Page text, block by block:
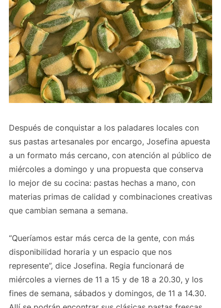
Después de conquistar a los paladares locales con
sus pastas artesanales por encargo, Josefina apuesta
a un formato más cercano, con atención al público de
miércoles a domingo y una propuesta que conserva
lo mejor de su cocina: pastas hechas a mano, con
materias primas de calidad y combinaciones creativas
que cambian semana a semana.
“Queríamos estar más cerca de la gente, con más
disponibilidad horaria y un espacio que nos
represente”, dice Josefina. Regia funcionará de
miércoles a viernes de 11 a 15 y de 18 a 20.30, y los
fines de semana, sábados y domingos, de 11 a 14.30.